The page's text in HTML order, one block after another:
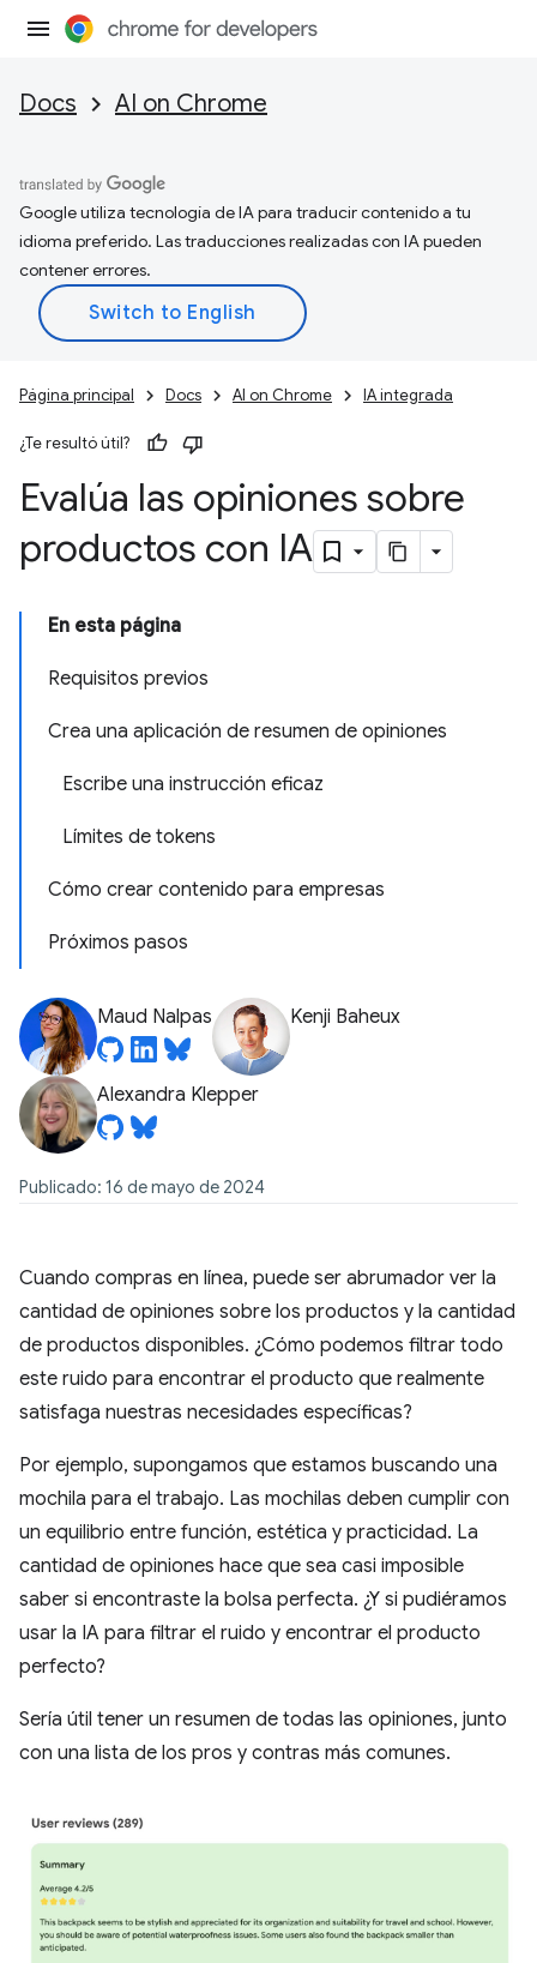
Docs AI on Chrome
Google utiliza tecnología de IA para traducir contenido a tu
idioma preferido. Las traducciones realizadas con IA pueden
contener errores.
Página principal Docs AI on Chrome IA integrada
¿Te resultó útil?
Evalúa las opiniones sobre
productos con IA
En esta página
Requisitos previos
Crea una aplicación de resumen de opiniones
Escribe una instrucción eficaz
Límites de tokens
Cómo crear contenido para empresas
Próximos pasos
Maud Nalpas Kenji Baheux
Alexandra Klepper
Publicado: 16 de mayo de 2024
Cuando compras en línea, puede ser abrumador ver la
cantidad de opiniones sobre los productos y la cantidad
de productos disponibles. ¿Cómo podemos filtrar todo
este ruido para encontrar el producto que realmente
satisfaga nuestras necesidades específicas?
Por ejemplo, supongamos que estamos buscando una
mochila para el trabajo. Las mochilas deben cumplir con
un equilibrio entre función, estética y practicidad. La
cantidad de opiniones hace que sea casi imposible
saber si encontraste la bolsa perfecta. ¿Y si pudiéramos
usar la IA para filtrar el ruido y encontrar el producto
perfecto?
Sería útil tener un resumen de todas las opiniones, junto
con una lista de los pros y contras más comunes.